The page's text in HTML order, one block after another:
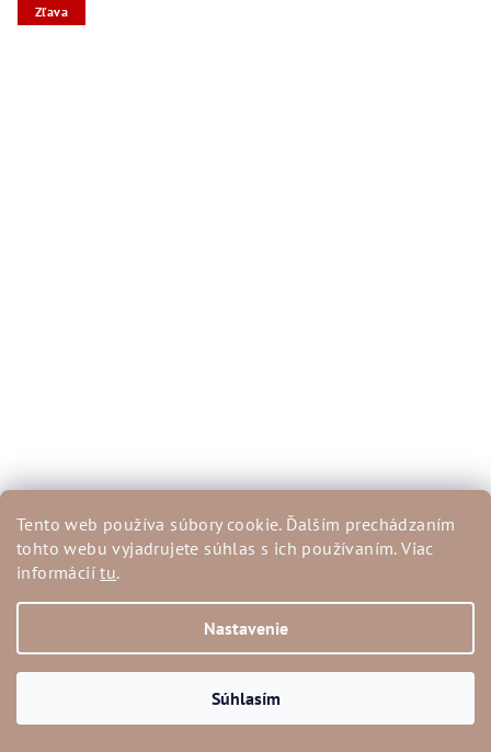
Tento web používa súbory cookie. Ďalším prechádzaním
tohto webu vyjadrujete súhlas s ich používaním. Viac
informáciítu.
Nastavenie
Súhlasím
Zľava
Béžové šaty Gilda
€45,90 (–56 %)